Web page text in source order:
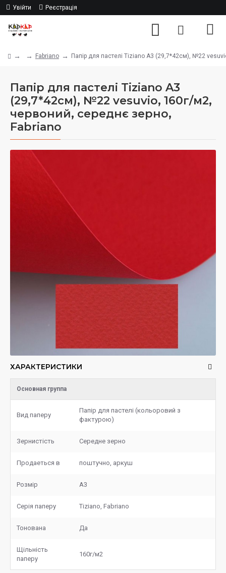
Увійти Реєстрація
Fabriano Папір для пастелі Tiziano A3 (29,7*42см), №22
Папір для пастелі Tiziano A3
(29,7*42см), №22 vesuvio, 160г/м2,
червоний, середнє зерно,
Fabriano
ХАРАКТЕРИСТИКИ
Основная группа
Вид паперу
Папір для пастелі (кольоровий з
фактурою)
Зернистість Середне зерно
Продаеться в поштучно, аркуш
Розмір А3
Серія паперу Tiziano, Fabriano
Тонована Да
Щільність
паперу
160г/м2